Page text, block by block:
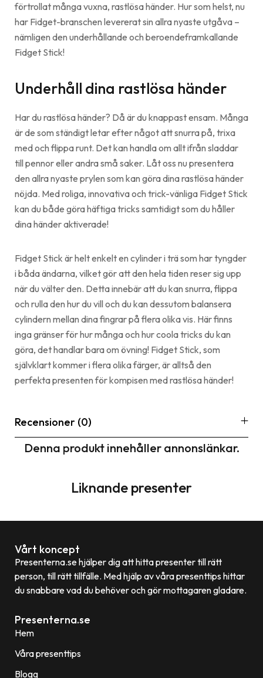
förtrollat många vuxna, rastlösa händer. Hur som helst, nu
har Fidget-branschen levererat sin allra nyaste utgåva –
nämligen den underhållande och beroendeframkallande
Fidget Stick!
Underhåll dina rastlösa händer
Har du rastlösa händer? Då är du knappast ensam. Många
är de som ständigt letar efter något att snurra på, trixa
med och flippa runt. Det kan handla om allt ifrån sladdar
till pennor eller andra små saker. Låt oss nu presentera
den allra nyaste prylen som kan göra dina rastlösa händer
nöjda. Med roliga, innovativa och trick-vänliga Fidget Stick
kan du både göra häftiga tricks samtidigt som du håller
dina händer aktiverade!
Fidget Stick är helt enkelt en cylinder i trä som har tyngder
i båda ändarna, vilket gör att den hela tiden reser sig upp
när du välter den. Detta innebär att du kan snurra, flippa
och rulla den hur du vill och du kan dessutom balansera
cylindern mellan dina fingrar på flera olika vis. Här finns
inga gränser för hur många och hur coola tricks du kan
göra, det handlar bara om övning! Fidget Stick, som
självklart kommer i flera olika färger, är alltså den
perfekta presenten för kompisen med rastlösa händer!
Recensioner (0)
Denna produkt innehåller annonslänkar.
Liknande presenter
Vårt koncept
Presenterna.se hjälper dig att hitta presenter till rätt
person, till rätt tillfälle. Med hjälp av våra presenttips hittar
du snabbare vad du behöver och gör mottagaren gladare.
Presenterna.se
Hem
Våra presenttips
Blogg